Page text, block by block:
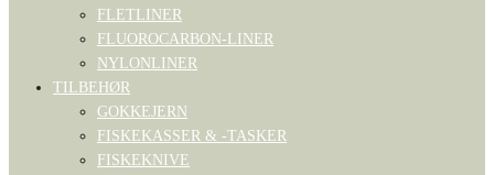
FLETLINER
FLUOROCARBON-LINER
NYLONLINER
TILBEHØR
GOKKEJERN
FISKEKASSER & -TASKER
FISKEKNIVE